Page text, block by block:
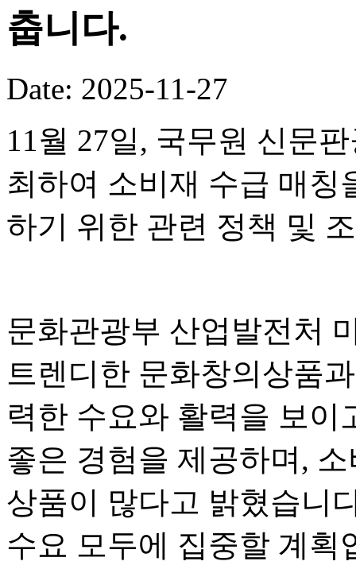
춥니다.
Date: 2025-11-27
11월 27일, 국무원 신문
최하여 소비재 수급 매칭
하기 위한 관련 정책 및
문화관광부 산업발전처
트렌디한 문화창의상품
력한 수요와 활력을 보이
좋은 경험을 제공하며,
상품이 많다고 밝혔습니
수요 모두에 집중할 계획